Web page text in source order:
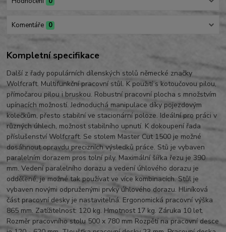
Komentáře 0
Kompletní specifikace
Další z řady populárních dílenských stolů německé značky
Wolfcraft. Multifunkční pracovní stůl. K použití s kotoučovou pilou,
přímočarou pilou i bruskou. Robustní pracovní plocha s množstvím
upínacích možností. Jednoduchá manipulace díky pojezdovým
kolečkům, přesto stabilní ve stacionární poloze. Ideální pro práci v
různých úhlech, možnost stabilního upnutí. K dokoupení řada
příslušenství Wolfcraft. Se stolem Master Cut 1500 je možné
dosáhnout opravdu precizních výsledků práce. Stů je vybaven
paralelním dorazem pros tolní pily. Maximální šířka řezu je 390
mm. Vedení paralelního dorazu a vedení úhlového dorazu je
oddělené, je možné tak používat ve více kombinacích. Stůl je
vybaven novými odpruženými prvky úhlového dorazu. Hliníková
část pracovní desky je nastavitelná. Ergonomická pracovní výška
865 mm. Zatížitelnost: 120 kg. Hmotnost 17 kg. Záruka 10 let.
Rozměr pracovního stolu 500 x 780 mm Rozpětí na pracovní desce